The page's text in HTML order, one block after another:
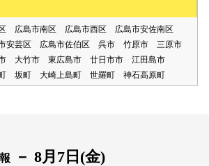
広島市南区 広島市西区
広島市安佐南区
安芸区 広島市佐伯区 呉市 竹原市
三原市
大竹市 東広島市 廿日市市
江田島市
坂町 大崎上島町 世羅町 神石高原町
－ 8月7日(金)